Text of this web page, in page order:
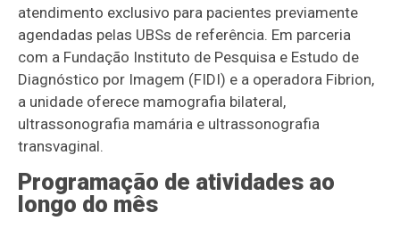
atendimento exclusivo para pacientes previamente
agendadas pelas UBSs de referência. Em parceria
com a Fundação Instituto de Pesquisa e Estudo de
Diagnóstico por Imagem (FIDI) e a operadora Fibrion,
a unidade oferece mamografia bilateral,
ultrassonografia mamária e ultrassonografia
transvaginal.
Programação de atividades ao
longo do mês